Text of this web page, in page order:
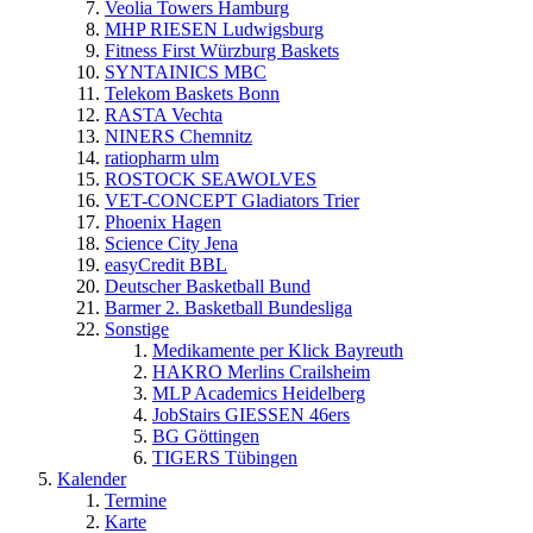
Veolia Towers Hamburg
MHP RIESEN Ludwigsburg
Fitness First Würzburg Baskets
SYNTAINICS MBC
Telekom Baskets Bonn
RASTA Vechta
NINERS Chemnitz
ratiopharm ulm
ROSTOCK SEAWOLVES
VET-CONCEPT Gladiators Trier
Phoenix Hagen
Science City Jena
easyCredit BBL
Deutscher Basketball Bund
Barmer 2. Basketball Bundesliga
Sonstige
Medikamente per Klick Bayreuth
HAKRO Merlins Crailsheim
MLP Academics Heidelberg
JobStairs GIESSEN 46ers
BG Göttingen
TIGERS Tübingen
Kalender
Termine
Karte